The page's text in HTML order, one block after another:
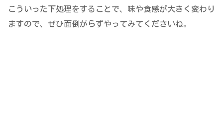
こういった下処理をすることで、味や食感が大きく変わり
ますので、ぜひ面倒がらずやってみてくださいね。